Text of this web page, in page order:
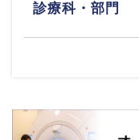
診療科・部門